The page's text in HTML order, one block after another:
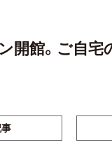
開館。ご自